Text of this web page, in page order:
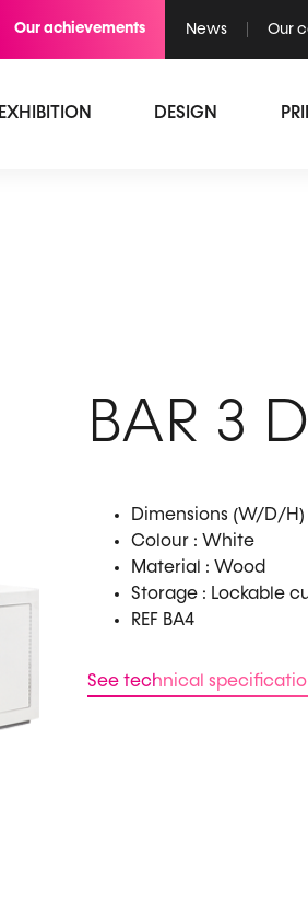
Our achievements News Our
EXHIBITION DESIGN
BAR 3
Dimensions (W/D/H)
Colour : White
Material : Wood
Storage : Lockable
REF BA4
See technical